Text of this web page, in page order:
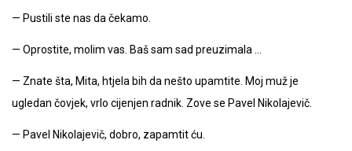
— Pustili ste nas da čekamo.
— Oprostite, molim vas. Baš sam sad preuzimala …
— Znate šta, Mita, htjela bih da nešto upamtite. Moj muž je
ugledan čovjek, vrlo cijenjen radnik. Zove se Pavel Nikolajevič.
— Pavel Nikolajevič, dobro, zapamtit ću.